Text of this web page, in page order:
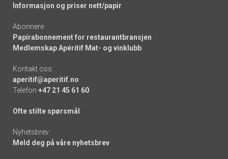
Informasjon og priser nett/papir
Abonnere:
Papirabonnement for restaurantbransjen
Medlemskap Apéritif Mat- og vinklubb
Kontakt oss:
aperitif@aperitif.no
Telefon +47 21 45 61 60
Ofte stilte spørsmål
Nyhetsbrev:
Meld deg på våre nyhetsbrev